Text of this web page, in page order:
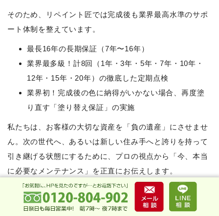
そのため、リペイント匠では完成後も業界最高水準のサポ
ート体制を整えています。
最長16年の長期保証（7年〜16年）
業界最多級！計8回（1年・3年・5年・7年・10年・
12年・15年・20年）の徹底した定期点検
業界初！完成後の色に納得がいかない場合、再度塗
り直す「塗り替え保証」の実施
私たちは、お客様の大切な資産を「負の遺産」にさせませ
ん。次の世代へ、あるいは新しい住み手へと誇りを持って
引き継げる状態にするために、プロの視点から「今、本当
に必要なメンテナンス」を正直にお伝えします。
「売る前に塗るべきか迷っている」「今の家の状態をプロ
に見てほしい」という方は、ぜひ一度リペイント匠へご相